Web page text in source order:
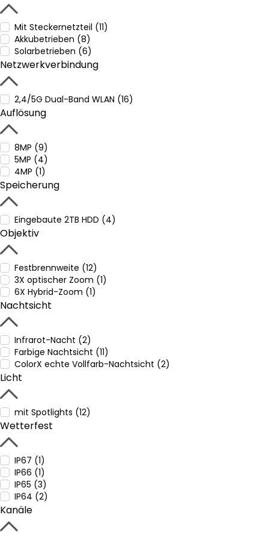
Mit Steckernetzteil (11)
Akkubetrieben (8)
Solarbetrieben (6)
Netzwerkverbindung
2,4/5G Dual-Band WLAN (16)
Auflösung
8MP (9)
5MP (4)
4MP (1)
Speicherung
Eingebaute 2TB HDD (4)
Objektiv
Festbrennweite (12)
3X optischer Zoom (1)
6X Hybrid-Zoom (1)
Nachtsicht
Infrarot-Nacht (2)
Farbige Nachtsicht (11)
ColorX echte Vollfarb-Nachtsicht (2)
Licht
mit Spotlights (12)
Wetterfest
IP67 (1)
IP66 (1)
IP65 (3)
IP64 (2)
Kanäle